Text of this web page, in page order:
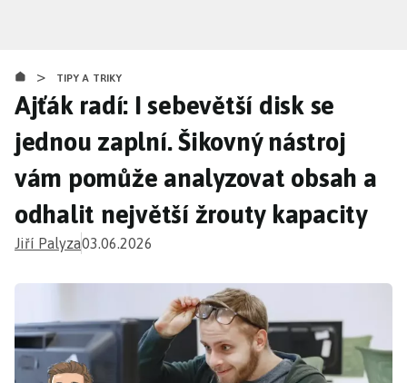
obsahu
> TIPY A TRIKY
Ajťák radí: I sebevětší disk se
jednou zaplní. Šikovný nástroj
vám pomůže analyzovat obsah a
odhalit největší žrouty kapacity
Jiří Palyza03.06.2026